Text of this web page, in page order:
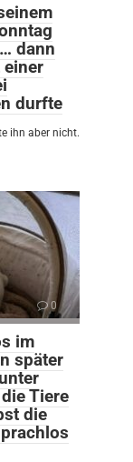
dann
einer
durfte
ihn aber nicht.
0
im
später
Tiere
die